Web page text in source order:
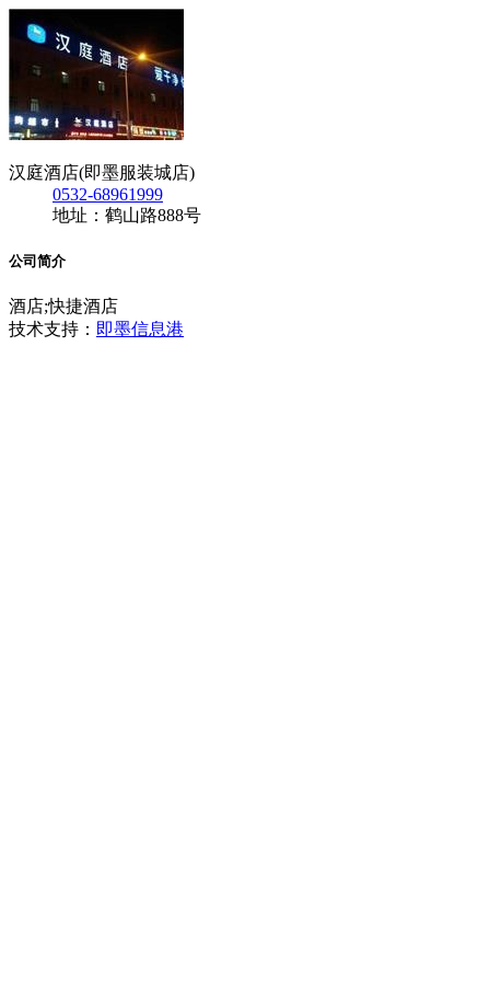
汉庭酒店(即墨服装城店)
0532-68961999
地址：鹤山路888号
公司简介
酒店;快捷酒店
技术支持： 即墨信息港